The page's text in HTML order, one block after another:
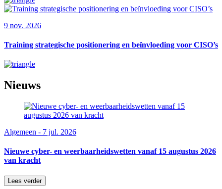
9 nov. 2026
Training strategische positionering en beïnvloeding voor CISO’s
Nieuws
Algemeen - 7 jul. 2026
Nieuwe cyber- en weerbaarheidswetten vanaf 15 augustus 2026
van kracht
Lees verder